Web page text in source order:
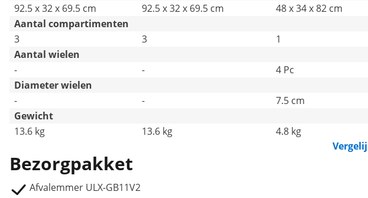
92.5 x 32 x 69.5 cm
92.5 x 32 x 69.5 cm 48 x 34 x 82 cm
Aantal compartimenten
3
3 1
Aantal wielen
-
- 4 Pc
Diameter wielen
-
- 7.5 cm
Gewicht
13.6 kg
13.6 kg 4.8 kg
Bezorgpakket
Afvalemmer ULX-GB11V2